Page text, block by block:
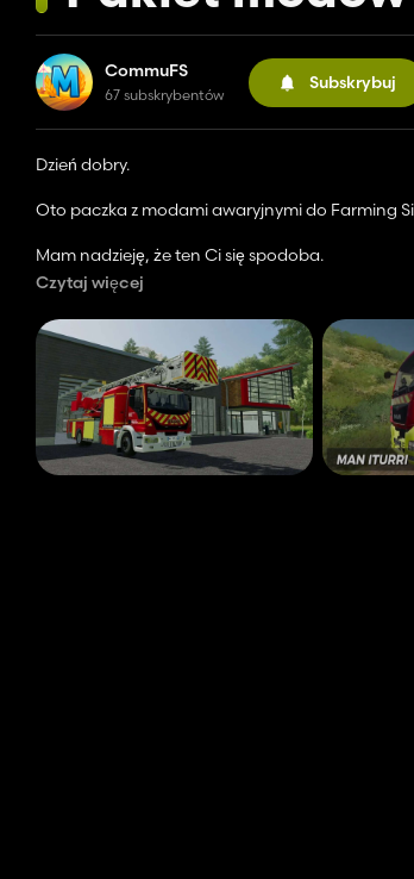
CommuFS
67 subskrybentów
Subskrybuj
Dzień dobry.
Oto paczka z modami awaryjnymi do Farming
Mam nadzieję, że ten Ci się spodoba.
Problem? Nasz serwer discord zawsze pozostaje
Czytaj więcej